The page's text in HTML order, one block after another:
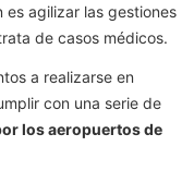
es agilizar las gestiones
de casos médicos.
a realizarse en
con una serie de
los aeropuertos de